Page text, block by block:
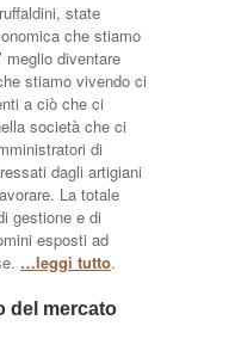
state
che stiamo
diventare
stiamo vivendo ci
a ciò che ci
società che ci
di
dagli artigiani
La totale
gestione e di
esposti ad
…leggi tutto.
del mercato